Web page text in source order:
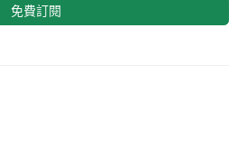
免費訂閱